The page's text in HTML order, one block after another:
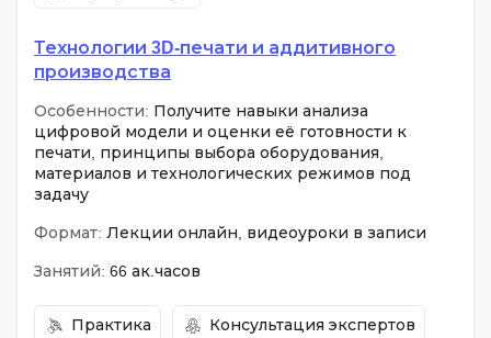
Технологии 3D-печати и аддитивного
производства
Особенности: Получите навыки анализа
цифровой модели и оценки её готовности к
печати, принципы выбора оборудования,
материалов и технологических режимов под
задачу
Формат: Лекции онлайн, видеоуроки в записи
Занятий: 66 ак.часов
Практика Консультация экспертов